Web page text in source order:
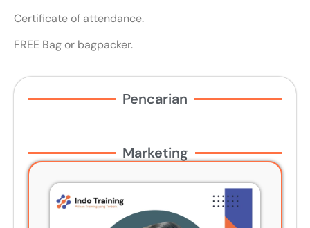
Certificate of attendance.
FREE Bag or bagpacker.
Pencarian
Marketing